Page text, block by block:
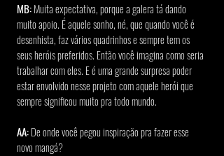
MB: Muita expectativa, porque a galera tá dando
muito apoio. É aquele sonho, né, que quando você é
desenhista, faz vários quadrinhos e sempre tem os
seus heróis preferidos. Então você imagina como seria
trabalhar com eles. E é uma grande surpresa poder
estar envolvido nesse projeto com aquele herói que
sempre significou muito pra todo mundo.
AA: De onde você pegou inspiração pra fazer esse
novo mangá?